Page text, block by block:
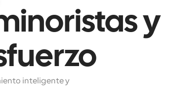
y
inteligente y